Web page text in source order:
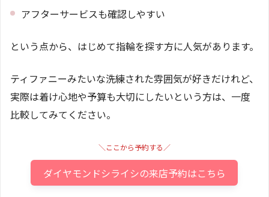
アフターサービスも確認しやすい
という点から、はじめて指輪を探す方に人気があります。
ティファニーみたいな洗練された雰囲気が好きだけれど、
実際は着け心地や予算も大切にしたいという方は、一度
比較してみてください。
＼ここから予約する／
ダイヤモンドシライシの来店予約はこちら